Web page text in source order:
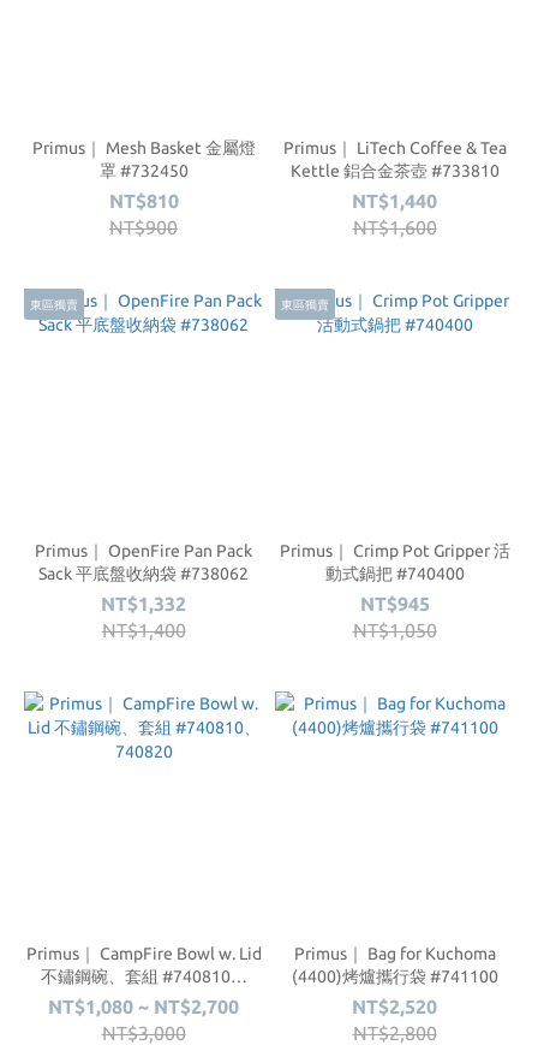
Primus｜ Mesh Basket 金屬燈
罩 #732450
NT$810
NT$900
Primus｜ LiTech Coffee & Tea
Kettle 鋁合金茶壺 #733810
NT$1,440
NT$1,600
東區獨賣
Primus｜ OpenFire Pan Pack
Sack 平底盤收納袋 #738062
NT$1,332
NT$1,400
東區獨賣
Primus｜ Crimp Pot Gripper 活
動式鍋把 #740400
NT$945
NT$1,050
Primus｜ CampFire Bowl w. Lid
不鏽鋼碗、套組 #740810、
740820
NT$1,080 ~ NT$2,700
NT$3,000
Primus｜ Bag for Kuchoma
(4400)烤爐攜行袋 #741100
NT$2,520
NT$2,800